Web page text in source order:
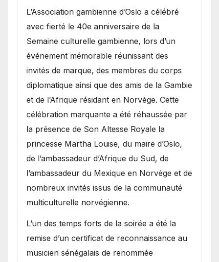
​L’Association gambienne d’Oslo a célébré
avec fierté le 40e anniversaire de la
Semaine culturelle gambienne, lors d’un
événement mémorable réunissant des
invités de marque, des membres du corps
diplomatique ainsi que des amis de la Gambie
et de l’Afrique résidant en Norvège. Cette
célébration marquante a été réhaussée par
la présence de Son Altesse Royale la
princesse Märtha Louise, du maire d’Oslo,
de l’ambassadeur d’Afrique du Sud, de
l’ambassadeur du Mexique en Norvège et de
nombreux invités issus de la communauté
multiculturelle norvégienne.
​L’un des temps forts de la soirée a été la
remise d’un certificat de reconnaissance au
musicien sénégalais de renommée